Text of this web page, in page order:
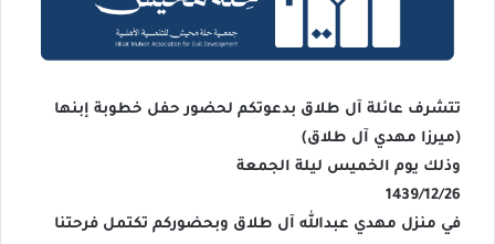
تتشرف عائلة آل طلاق بدعوتكم لحضور حفل خطوبة إبنها
(ميرزا مهدي آل طلاق)
وذلك يوم الخميس ليلة الجمعة
1439/12/26
في منزل مهدي عبدالله آل طلاق وبحضوركم تكتمل فرحتنا